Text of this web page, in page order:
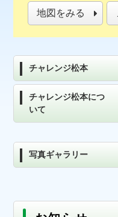
地図をみる
チャレンジ松本
チャレンジ松本につ
いて
写真ギャラリー